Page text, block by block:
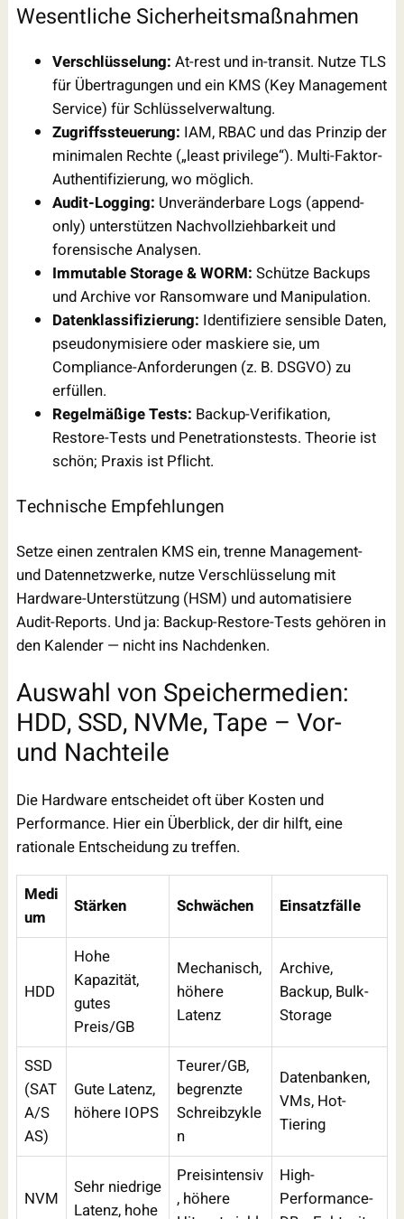
Wesentliche Sicherheitsmaßnahmen
Verschlüsselung: At-rest und in-transit. Nutze TLS
für Übertragungen und ein KMS (Key Management
Service) für Schlüsselverwaltung.
Zugriffssteuerung: IAM, RBAC und das Prinzip der
minimalen Rechte („least privilege“). Multi-Faktor-
Authentifizierung, wo möglich.
Audit-Logging: Unveränderbare Logs (append-
only) unterstützen Nachvollziehbarkeit und
forensische Analysen.
Immutable Storage & WORM: Schütze Backups
und Archive vor Ransomware und Manipulation.
Datenklassifizierung: Identifiziere sensible Daten,
pseudonymisiere oder maskiere sie, um
Compliance-Anforderungen (z. B. DSGVO) zu
erfüllen.
Regelmäßige Tests: Backup-Verifikation,
Restore-Tests und Penetrationstests. Theorie ist
schön; Praxis ist Pflicht.
Technische Empfehlungen
Setze einen zentralen KMS ein, trenne Management-
und Datennetzwerke, nutze Verschlüsselung mit
Hardware-Unterstützung (HSM) und automatisiere
Audit-Reports. Und ja: Backup-Restore-Tests gehören in
den Kalender — nicht ins Nachdenken.
Auswahl von Speichermedien:
HDD, SSD, NVMe, Tape – Vor-
und Nachteile
Die Hardware entscheidet oft über Kosten und
Performance. Hier ein Überblick, der dir hilft, eine
rationale Entscheidung zu treffen.
Medi
um
Stärken Schwächen Einsatzfälle
HDD
Hohe
Kapazität,
gutes
Preis/GB
Mechanisch,
höhere
Latenz
Archive,
Backup, Bulk-
Storage
SSD
(SAT
A/S
AS)
Gute Latenz,
höhere IOPS
Teurer/GB,
begrenzte
Schreibzykle
n
Datenbanken,
VMs, Hot-
Tiering
NVM
Sehr niedrige
Latenz, hohe
Preisintensiv
, höhere
High-
Performance-